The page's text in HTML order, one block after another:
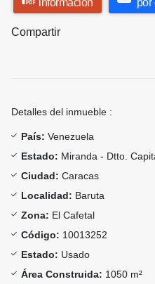
información
por
Compartir
Detalles del inmueble :
País: Venezuela
Estado: Miranda - Dtto.
Ciudad: Caracas
Localidad: Baruta
Zona: El Cafetal
Código: 10013252
Estado: Usado
Área Construida: 1050 m²